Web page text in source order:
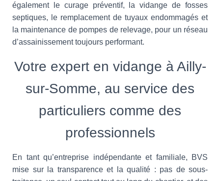
également le curage préventif, la vidange de fosses
septiques, le remplacement de tuyaux endommagés et
la maintenance de pompes de relevage, pour un réseau
d’assainissement toujours performant.
Votre expert en vidange à Ailly-
sur-Somme, au service des
particuliers comme des
professionnels
En tant qu’entreprise indépendante et familiale, BVS
mise sur la transparence et la qualité : pas de sous-